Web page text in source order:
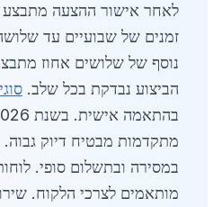
לאחר אישור ההצעה מתבצע
זמנים של שבועיים עד
נוסף של שלושים אחוז
הביצוע נבדקת בכל שלב.
מתקדמות מבטיח דיוק
במסירה ובתשלום סופי.
מותאמים לצרכי הלקוח.